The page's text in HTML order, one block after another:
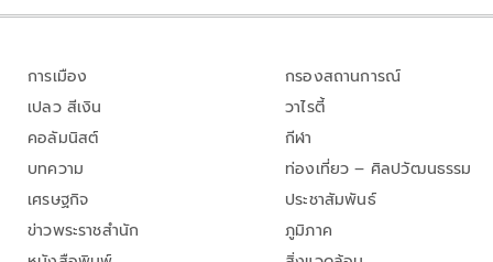
การเมือง
เปลว สีเงิน
คอลัมนิสต์
บทความ
เศรษฐกิจ
ข่าวพระราชสำนัก
กรองสถานการณ์
วาไรตี้
กีฬา
ท่องเที่ยว – ศิลปวัฒนธรรม
ประชาสัมพันธ์
ภูมิภาค